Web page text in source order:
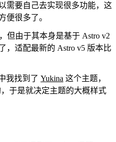
需要自己去实现很多功能，这
便很多了。
，但由于其本身是基于 Astro v2
，适配最新的 Astro v5 版本比
我找到了 Yukina 这个主题，
于是就决定主题的大概样式